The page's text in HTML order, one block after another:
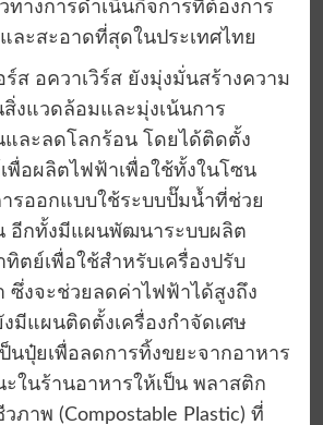
างการดำเนินกิจการที่ต้องการ
ละสะอาดที่สุดในประเทศไทย
ร์ส อควาเวิร์ส ยังมุ่งมั่นสร้างความ
งแวดล้อมและมุ่งเน้นการ
และลดโลกร้อน โดยได้ติดตั้ง
พื่อผลิตไฟฟ้าเพื่อใช้ทั้งในโซน
ารออกแบบใช้ระบบปั๊มน้ำที่ช่วย
อีกทั้งมีแผนพัฒนาระบบผลิต
ตย์เพื่อใช้สำหรับเครื่องปรับ
ซึ่งจะช่วยลดค่าไฟฟ้าได้สูงถึง
มีแผนติดตั้งเครื่องกำจัดเศษ
นปุ๋ยเพื่อลดการทิ้งขยะจากอาหาร
ในร้านอาหารให้เป็น พลาสติก
ภาพ (Compostable Plastic) ที่